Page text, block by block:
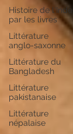
Histoire de l'Inde
par les livres
Littérature
anglo-saxonne
Littérature du
Bangladesh
Littérature
pakistanaise
Littérature
népalaise